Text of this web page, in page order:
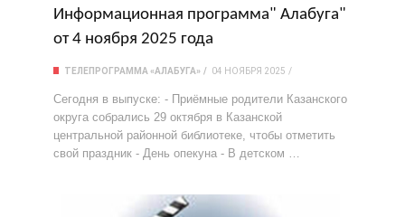
Информационная программа" Алабуга"
от 4 ноября 2025 года
ТЕЛЕПРОГРАММА «АЛАБУГА» 04 НОЯБРЯ 2025
Сегодня в выпуске: - Приёмные родители Казанского
округа собрались 29 октября в Казанской
центральной районной библиотеке, чтобы отметить
свой праздник - День опекуна - В детском …